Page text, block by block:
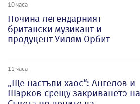
10 часа
Почина легендарният
британски музикант и
продуцент Уилям Орбит
11 часа
„Ще настъпи хаос“: Ангелов и
Шарков срещу закриването на